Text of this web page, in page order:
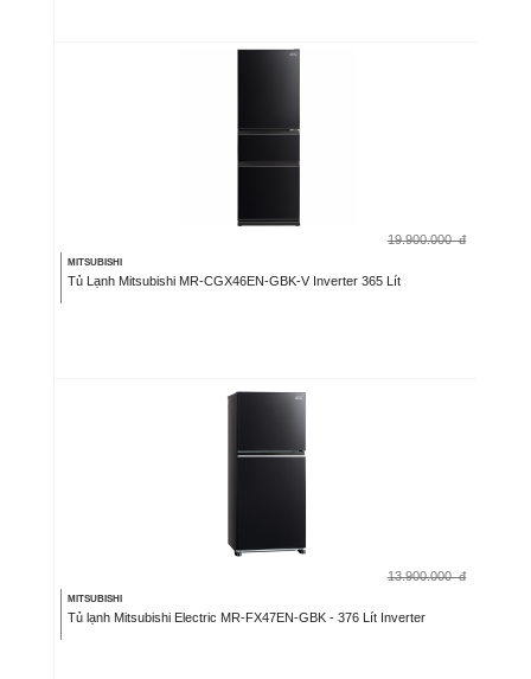
19.900.000 đ
MITSUBISHI
Tủ Lạnh Mitsubishi MR-CGX46EN-GBK-V Inverter 365 Lít
13.900.000 đ
MITSUBISHI
Tủ lạnh Mitsubishi Electric MR-FX47EN-GBK - 376 Lít Inverter